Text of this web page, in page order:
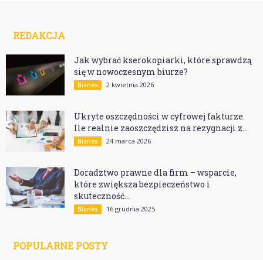
REDAKCJA
Jak wybrać kserokopiarki, które sprawdzą
się w nowoczesnym biurze?
Biznes 2 kwietnia 2026
Ukryte oszczędności w cyfrowej fakturze.
Ile realnie zaoszczędzisz na rezygnacji z...
Biznes 24 marca 2026
Doradztwo prawne dla firm – wsparcie,
które zwiększa bezpieczeństwo i
skuteczność...
Biznes 16 grudnia 2025
POPULARNE POSTY